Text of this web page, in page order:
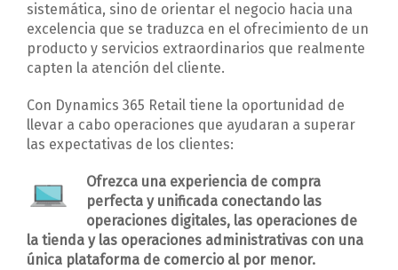
sistemática, sino de orientar el negocio hacia una
excelencia que se traduzca en el ofrecimiento de un
producto y servicios extraordinarios que realmente
capten la atención del cliente.
Con Dynamics 365 Retail tiene la oportunidad de
llevar a cabo operaciones que ayudaran a superar
las expectativas de los clientes:
Ofrezca una experiencia de compra
perfecta y unificada conectando las
operaciones digitales, las operaciones de
la tienda y las operaciones administrativas con una
única plataforma de comercio al por menor.